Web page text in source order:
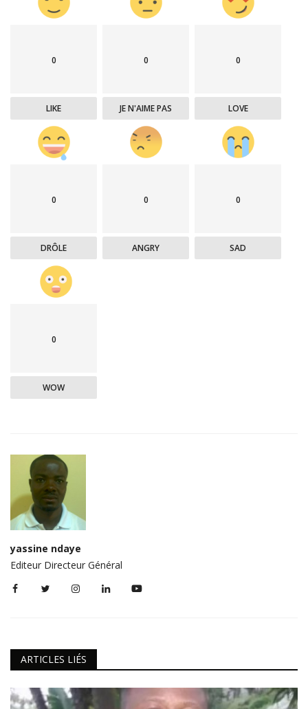
0
LIKE
0
JE N'AIME PAS
0
LOVE
0
DRÔLE
0
ANGRY
0
SAD
0
WOW
yassine ndaye
Editeur Directeur Général
ARTICLES LIÉS